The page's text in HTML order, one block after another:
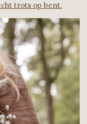
trots op bent.